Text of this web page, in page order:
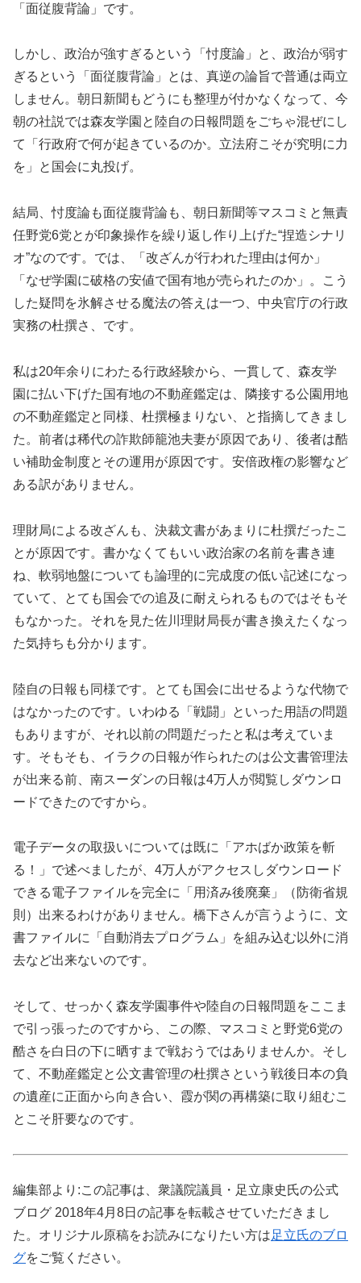
「面従腹背論」です。
しかし、政治が強すぎるという「忖度論」と、政治が弱す
ぎるという「面従腹背論」とは、真逆の論旨で普通は両立
しません。朝日新聞もどうにも整理が付かなくなって、今
朝の社説では森友学園と陸自の日報問題をごちゃ混ぜにし
て「行政府で何が起きているのか。立法府こそが究明に力
を」と国会に丸投げ。
結局、忖度論も面従腹背論も、朝日新聞等マスコミと無責
任野党6党とが印象操作を繰り返し作り上げた“捏造シナリ
オ”なのです。では、「改ざんが行われた理由は何か」
「なぜ学園に破格の安値で国有地が売られたのか」。こう
した疑問を氷解させる魔法の答えは一つ、中央官庁の行政
実務の杜撰さ、です。
私は20年余りにわたる行政経験から、一貫して、森友学
園に払い下げた国有地の不動産鑑定は、隣接する公園用地
の不動産鑑定と同様、杜撰極まりない、と指摘してきまし
た。前者は稀代の詐欺師籠池夫妻が原因であり、後者は酷
い補助金制度とその運用が原因です。安倍政権の影響など
ある訳がありません。
理財局による改ざんも、決裁文書があまりに杜撰だったこ
とが原因です。書かなくてもいい政治家の名前を書き連
ね、軟弱地盤についても論理的に完成度の低い記述になっ
ていて、とても国会での追及に耐えられるものではそもそ
もなかった。それを見た佐川理財局長が書き換えたくなっ
た気持ちも分かります。
陸自の日報も同様です。とても国会に出せるような代物で
はなかったのです。いわゆる「戦闘」といった用語の問題
もありますが、それ以前の問題だったと私は考えていま
す。そもそも、イラクの日報が作られたのは公文書管理法
が出来る前、南スーダンの日報は4万人が閲覧しダウンロ
ードできたのですから。
電子データの取扱いについては既に「アホばか政策を斬
る！」で述べましたが、4万人がアクセスしダウンロード
できる電子ファイルを完全に「用済み後廃棄」（防衛省規
則）出来るわけがありません。橋下さんが言うように、文
書ファイルに「自動消去プログラム」を組み込む以外に消
去など出来ないのです。
そして、せっかく森友学園事件や陸自の日報問題をここま
で引っ張ったのですから、この際、マスコミと野党6党の
酷さを白日の下に晒すまで戦おうではありませんか。そし
て、不動産鑑定と公文書管理の杜撰さという戦後日本の負
の遺産に正面から向き合い、霞が関の再構築に取り組むこ
とこそ肝要なのです。
編集部より:この記事は、衆議院議員・足立康史氏の公式
ブログ 2018年4月8日の記事を転載させていただきまし
た。オリジナル原稿をお読みになりたい方は足立氏のブロ
グをご覧ください。